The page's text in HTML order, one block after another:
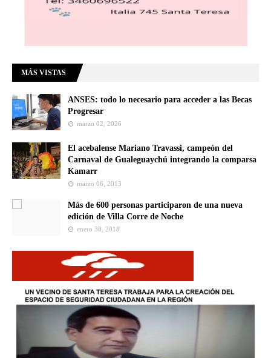
MÁS VISTAS
ANSES: todo lo necesario para acceder a las Becas
Progresar
marzo 02, 2026
El acebalense Mariano Travassi, campeón del
Carnaval de Gualeguaychú integrando la comparsa
Kamarr
marzo 06, 2013
Más de 600 personas participaron de una nueva
edición de Villa Corre de Noche
enero 30, 2018